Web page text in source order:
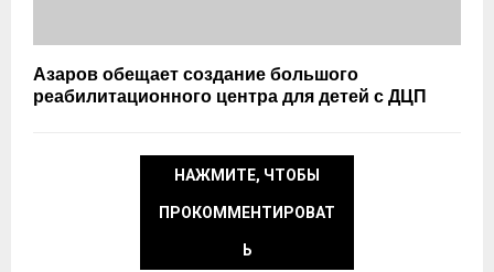
Азаров обещает создание большого
реабилитационного центра для детей с ДЦП
НАЖМИТЕ, ЧТОБЫ
ПРОКОММЕНТИРОВАТ
Ь